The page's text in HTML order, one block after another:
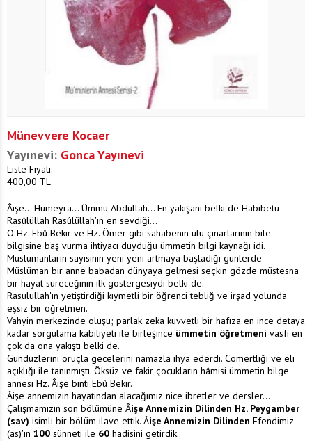
Münevvere Kocaer
Yayınevi: Gonca Yayınevi
Liste Fiyatı:
400,00 TL
Âişe... Hümeyra... Ümmü Abdullah... En yakışanı belki de Habibetü
Rasûlüllah Rasûlüllah'ın en sevdiği...
O Hz. Ebû Bekir ve Hz. Ömer gibi sahabenin ulu çınarlarının bile
bilgisine baş vurma ihtiyacı duyduğu ümmetin bilgi kaynağı idi.
Müslümanların sayısının yeni yeni artmaya başladığı günlerde
Müslüman bir anne babadan dünyaya gelmesi seçkin gözde müstesna
bir hayat süreceğinin ilk göstergesiydi belki de.
Rasulullah'ın yetiştirdiği kıymetli bir öğrenci tebliğ ve irşad yolunda
eşsiz bir öğretmen.
Vahyin merkezinde oluşu; parlak zeka kuvvetli bir hafıza en ince detaya
kadar sorgulama kabiliyeti ile birleşince ümmetin öğretmeni vasfı en
çok da ona yakıştı belki de.
Gündüzlerini oruçla gecelerini namazla ihya ederdi. Cömertliği ve eli
açıklığı ile tanınmıştı. Öksüz ve fakir çocukların hâmisi ümmetin bilge
annesi Hz. Âişe binti Ebû Bekir.
Âişe annemizin hayatından alacağımız nice ibretler ve dersler...
Çalışmamızın son bölümüne Âişe Annemizin Dilinden Hz. Peygamber
(sav) isimli bir bölüm ilave ettik. Âişe Annemizin Dilinden Efendimiz
(as)'ın 100 sünneti ile 60 hadisini getirdik.